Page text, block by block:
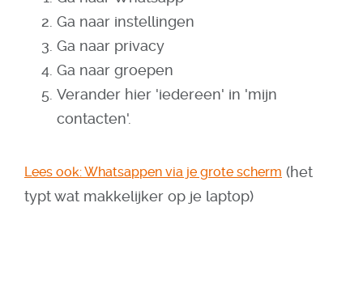
Ga naar instellingen
Ga naar privacy
Ga naar groepen
Verander hier 'iedereen' in 'mijn
contacten'.
Lees ook: Whatsappen via je grote scherm (het
typt wat makkelijker op je laptop)